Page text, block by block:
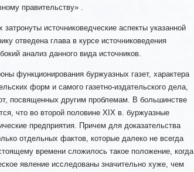
правительству» .
источниковедческие аспекты указанной
отведена глава в курсе источниковедения
анализ данного вида источников.
функционирования буржуазных газет, характера
форм и самого газетно-издательского дела,
посвященных другим проблемам. В большинстве
что во второй половине XIX в. буржуазные
предприятия. Причем для доказательства
отдельных фактов, которые далеко не всегда
времени сложилось такое положение, когда
явление исследованы значительно хуже, чем